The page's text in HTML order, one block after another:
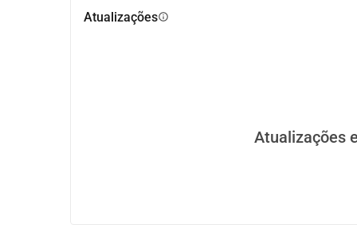
Atualizaçõesinfo
Atualizações